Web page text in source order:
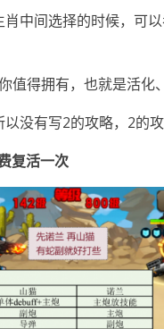
中间选择的时候，可
值得拥有，也就是活化
没有写2的攻略，2的
复活一次